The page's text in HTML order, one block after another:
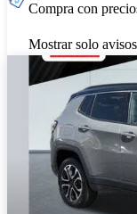
Compra con
Mostrar solo